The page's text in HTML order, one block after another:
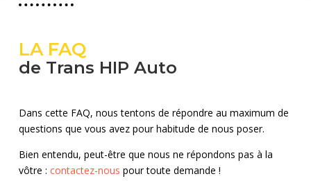
LA FAQ
de Trans HIP Auto
Dans cette FAQ, nous tentons de répondre au maximum de
questions que vous avez pour habitude de nous poser.
Bien entendu, peut-être que nous ne répondons pas à la
vôtre : contactez-nous pour toute demande !